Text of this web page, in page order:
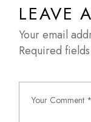
LEAVE
Your email
Required